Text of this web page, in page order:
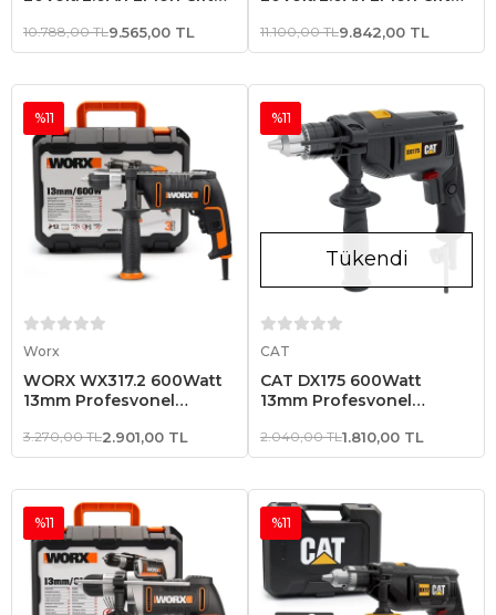
Profesyonel Darbeli Şarjlı
Matkap
10.788,00 TL9.565,00 TL
Profesyonel Şarjlı Darbeli
Matkap
11.100,00 TL9.842,00 TL
Worx
WORX WX317.2 600Watt
13mm Profesyonel
%11
3.270,00 TL2.901,00 TL
Tükendi
CAT
CAT DX175 600Watt
13mm Profesyonel
%11
2.040,00 TL1.810,00 TL
%11 %11